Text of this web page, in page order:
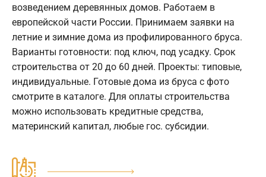
возведением деревянных домов. Работаем в
европейской части России. Принимаем заявки на
летние и зимние дома из профилированного бруса.
Варианты готовности: под ключ, под усадку. Срок
строительства от 20 до 60 дней. Проекты: типовые,
индивидуальные. Готовые дома из бруса с фото
смотрите в каталоге. Для оплаты строительства
можно использовать кредитные средства,
материнский капитал, любые гос. субсидии.